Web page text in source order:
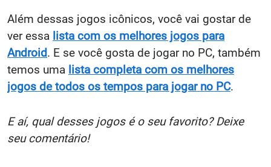
Além dessas jogos icônicos, você vai gostar de
ver essa lista com os melhores jogos para
Android. E se você gosta de jogar no PC, também
temos uma lista completa com os melhores
jogos de todos os tempos para jogar no PC.
E aí, qual desses jogos é o seu favorito? Deixe
seu comentário!